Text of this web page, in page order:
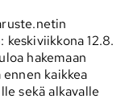
12.8.
hakemaan
kaikkea
sekä alkavalle